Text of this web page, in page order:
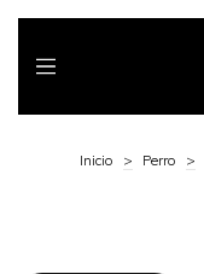
Inicio > Perro >